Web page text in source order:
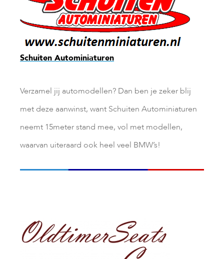
Schuiten Autominiaturen
Verzamel jij automodellen? Dan ben je zeker blij
met deze aanwinst, want Schuiten Autominiaturen
neemt 15meter stand mee, vol met modellen,
waarvan uiteraard ook heel veel BMW’s!